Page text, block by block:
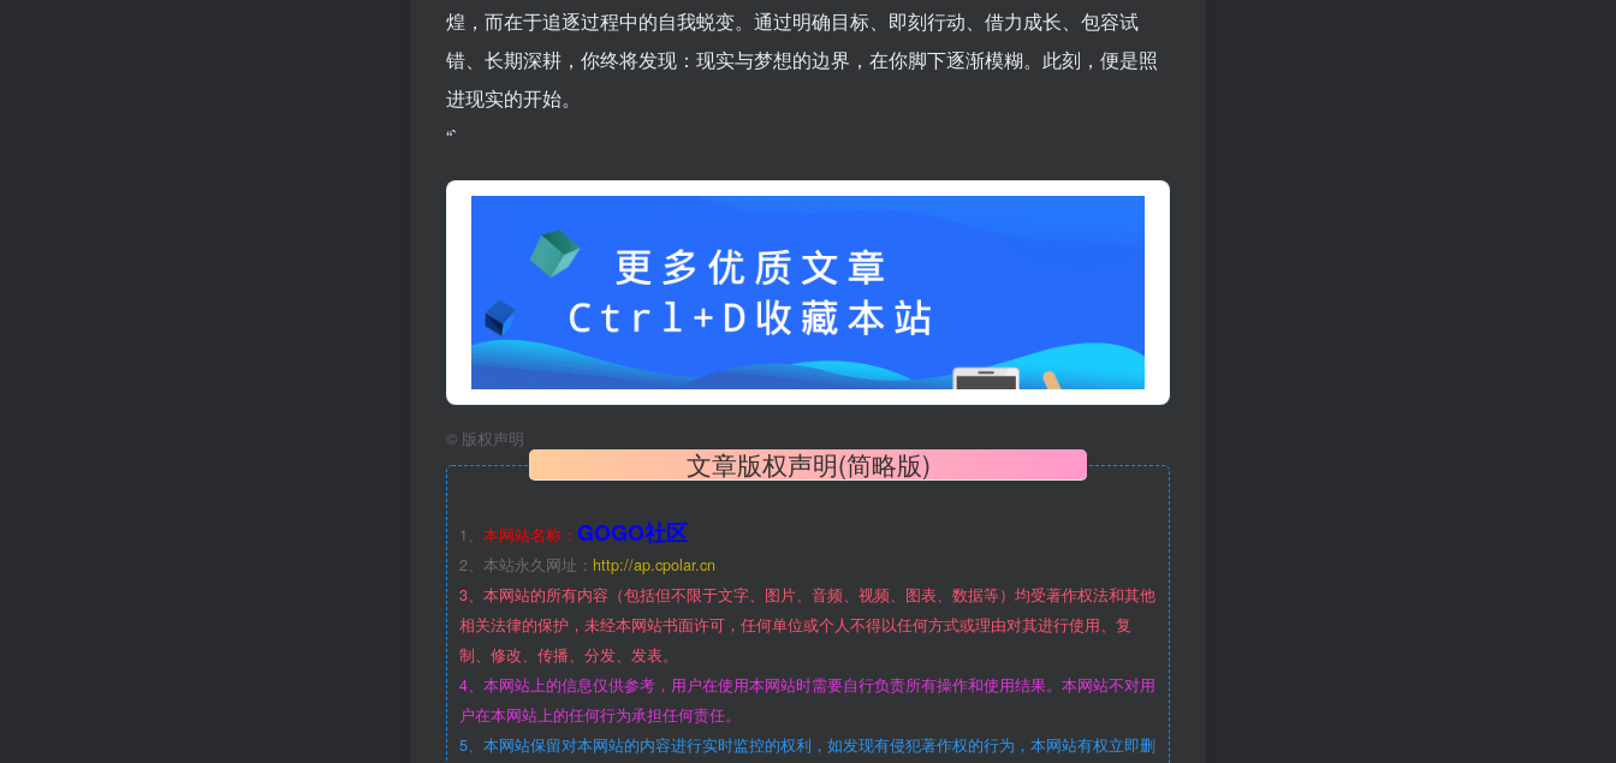
煌，而在于追逐过程中的自我蜕变。通过明确目标、即刻行动、借力成长、包容试
错、长期深耕，你终将发现：现实与梦想的边界，在你脚下逐渐模糊。此刻，便是照
进现实的开始。
“`
© 版权声明
文章版权声明(简略版)
1、 本网站名称： GOGO社区
2、本站永久网址： http://ap.cpolar.cn
3、本网站的所有内容（包括但不限于文字、图片、音频、视频、图表、数据等）均受著作权法和其他
相关法律的保护，未经本网站书面许可，任何单位或个人不得以任何方式或理由对其进行使用、复
制、修改、传播、分发、发表。
4、本网站上的信息仅供参考，用户在使用本网站时需要自行负责所有操作和使用结果。本网站不对用
户在本网站上的任何行为承担任何责任。
5、本网站保留对本网站的内容进行实时监控的权利，如发现有侵犯著作权的行为，本网站有权立即删